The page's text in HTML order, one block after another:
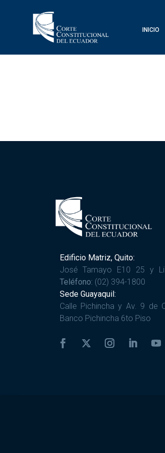
INICIO
Edificio Matriz, Quito:
José Tamayo E10 25 y
Teléfono: (02) 394-1800
Sede Guayaquil:
Calle Pichincha y Av. 9 de
Banco Pichincha 6to Piso